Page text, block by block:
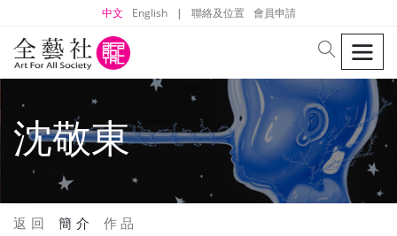
中文 English | 聯絡及位置 會員申請
search
沈敬東
返 回 簡 介 作 品